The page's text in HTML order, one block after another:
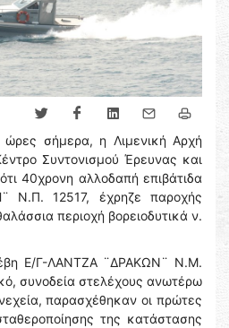
ώρες σήμερα, η Λιμενική Αρχή
Συντονισμού Έρευνας και
40χρονη αλλοδαπή επιβάτιδα
Ν.Π. 12517, έχρηζε παροχής
περιοχή βορειοδυτικά ν.
Ε/Γ-ΛΑΝΤΖΑ ¨ΔΡΑΚΩΝ¨ Ν.Μ.
συνοδεία στελέχους ανωτέρω
παρασχέθηκαν οι πρώτες
της κατάστασης